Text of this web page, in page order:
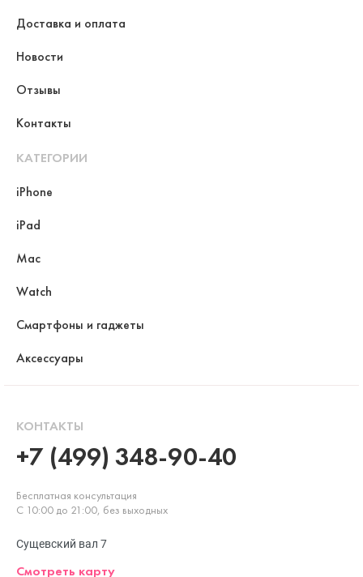
Доставка и оплата
Новости
Отзывы
Контакты
КАТЕГОРИИ
iPhone
iPad
Mac
Watch
Смартфоны и гаджеты
Аксессуары
КОНТАКТЫ
+7 (499) 348-90-40
Бесплатная консультация
С 10:00 до 21:00, без выходных
Сущевский вал 7
Смотреть карту